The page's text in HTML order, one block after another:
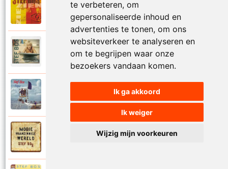
te verbeteren, om
gepersonaliseerde inhoud en
advertenties te tonen, om ons
websiteverkeer te analyseren en
om te begrijpen waar onze
bezoekers vandaan komen.
Ik ga akkoord
Ik weiger
Wijzig mijn voorkeuren
Stef Bos
Ooit op een dag
Stef Bos
Open mij